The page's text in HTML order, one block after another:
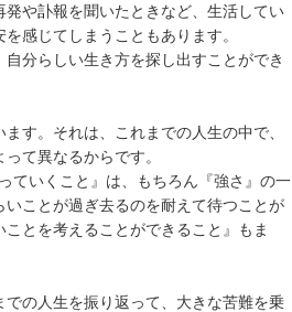
や訃報を聞いたときなど、生活してい
感じてしまうこともあります。
分らしい生き方を探し出すことができ
す。それは、これまでの人生の中で、
て異なるからです。
ていくこと』は、もちろん『強さ』の一
ことが過ぎ去るのを耐えて待つことが
とを考えることができること』もま
の人生を振り返って、大きな苦難を乗